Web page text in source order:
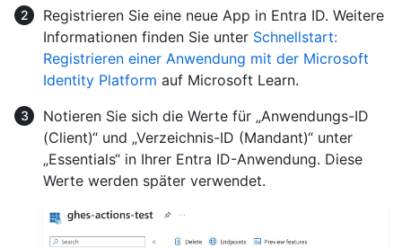
Registrieren Sie eine neue App in Entra ID. Weitere
Informationen finden Sie unter Schnellstart:
Registrieren einer Anwendung mit der Microsoft
Identity Platform auf Microsoft Learn.
Notieren Sie sich die Werte für „Anwendungs-ID
(Client)“ und „Verzeichnis-ID (Mandant)“ unter
„Essentials“ in Ihrer Entra ID-Anwendung. Diese
Werte werden später verwendet.